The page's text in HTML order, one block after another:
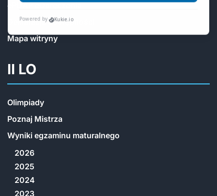
ePUAP eDoręczenia
Deklaracja dostępności
Mapa witryny
II LO
Olimpiady
Poznaj Mistrza
Wyniki egzaminu maturalnego
2026
2025
2024
2023